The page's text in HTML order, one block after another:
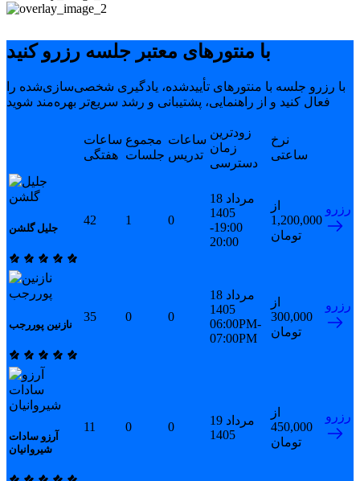
با منتورهای معتبر جلسه رزرو کنید
با رزرو جلسه با منتورهای تأییدشده، یادگیری شخصی‌سازی‌شده را
فعال کنید و از راهنمایی، پشتیبانی و رشد سریع‌تر بهره‌مند شوید
ساعات
هفتگی
مجموع
جلسات
ساعات
تدریس
زودترین
زمان
دسترسی
نرخ
ساعتی
جلیل گلشن
42 1 0
18 مرداد
1405
19:00-
20:00
از
1,200,000
تومان
رزرو
نازنین پوررجب
35 0 0
18 مرداد
1405
06:00PM-
07:00PM
از
300,000
تومان
رزرو
آرزو سادات
شیروانیان
11 0 0
19 مرداد
1405
از
450,000
تومان
رزرو